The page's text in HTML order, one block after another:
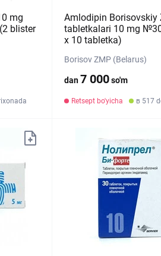
mg
blister
Amlodipin Borisovskiy
tabletkalari 10 mg
х 10 tabletka)
Borisov ZMP (Belarus)
dan7 000so'm
Retsept bo'yicha в 517